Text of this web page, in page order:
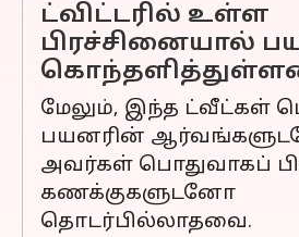
ட்விட்டரில் உள்ள
பிரச்சினையால்
மேலும், இந்த ட்வீட்கள்
பயனரின்
அவர்கள் பொதுவாகப்
கணக்குகளுடனோ
தொடர்பில்லாதவை.